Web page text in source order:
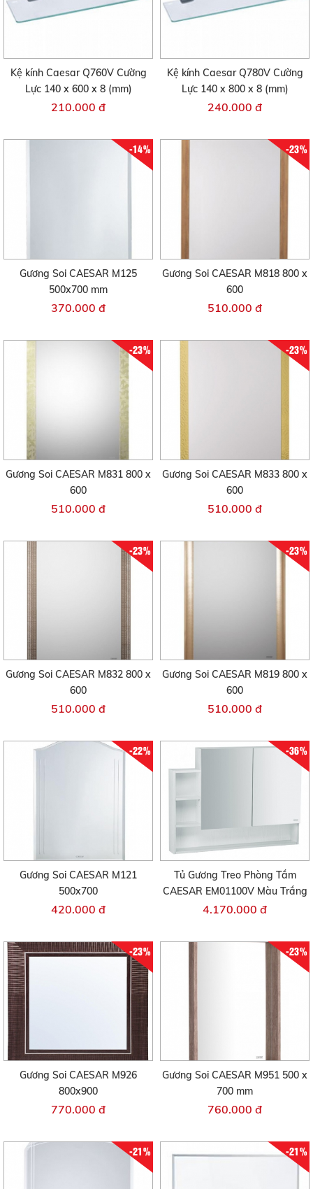
Kệ kính Caesar Q760V Cường
Lực 140 x 600 x 8 (mm)
210.000 đ
Kệ kính Caesar Q780V Cường
Lực 140 x 800 x 8 (mm)
240.000 đ
-14%
Gương Soi CAESAR M125
500x700 mm
370.000 đ
-23%
Gương Soi CAESAR M818 800 x
600
510.000 đ
-23%
Gương Soi CAESAR M831 800 x
600
510.000 đ
-23%
Gương Soi CAESAR M833 800 x
600
510.000 đ
-23%
Gương Soi CAESAR M832 800 x
600
510.000 đ
-23%
Gương Soi CAESAR M819 800 x
600
510.000 đ
-22%
Gương Soi CAESAR M121
500x700
420.000 đ
-36%
Tủ Gương Treo Phòng Tắm
CAESAR EM01100V Màu Trắng
4.170.000 đ
-23%
Gương Soi CAESAR M926
800x900
770.000 đ
-23%
Gương Soi CAESAR M951 500 x
700 mm
760.000 đ
-21% -21%